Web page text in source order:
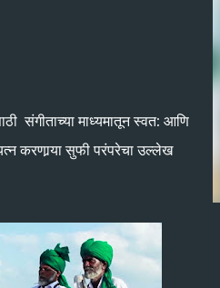
संगीताच्या माध्यमातून स्वत: आणि
करणार्‍या सुफी परंपरेचा उल्लेख